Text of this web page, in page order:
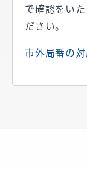
で確認をい
ださい。
市外局番の